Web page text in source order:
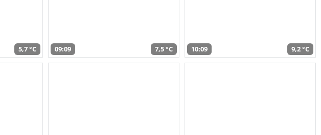
5,7 °C 09:09 7,5 °C 10:09 9,2 °C